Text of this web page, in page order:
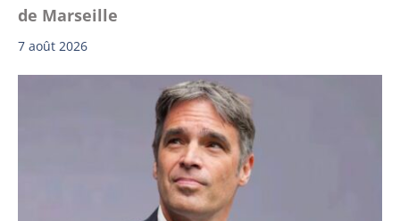
de Marseille
7 août 2026